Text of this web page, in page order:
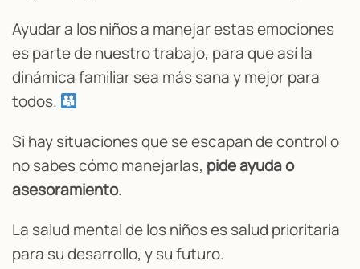
Ayudar a los niños a manejar estas emociones
es parte de nuestro trabajo, para que así la
dinámica familiar sea más sana y mejor para
todos.
Si hay situaciones que se escapan de control o
no sabes cómo manejarlas, pide ayuda o
asesoramiento.
La salud mental de los niños es salud prioritaria
para su desarrollo, y su futuro.